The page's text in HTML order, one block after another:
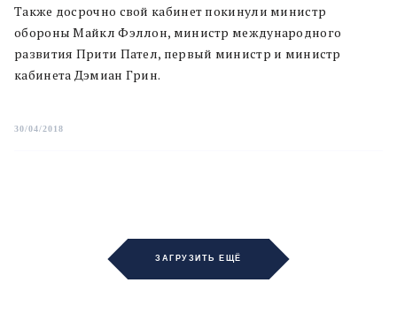
Также досрочно свой кабинет покинули министр
обороны Майкл Фэллон, министр международного
развития Прити Пател, первый министр и министр
кабинета Дэмиан Грин.
30/04/2018
ЗАГРУЗИТЬ ЕЩЁ